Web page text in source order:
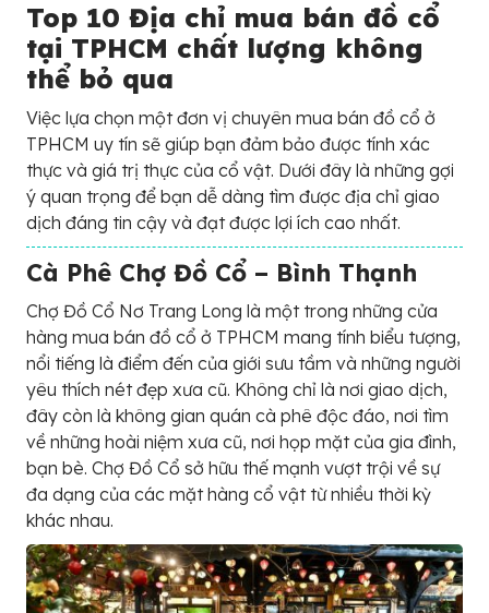
Top 10 Địa chỉ mua bán đồ cổ
tại TPHCM chất lượng không
thể bỏ qua
Việc lựa chọn một đơn vị chuyên mua bán đồ cổ ở
TPHCM uy tín sẽ giúp bạn đảm bảo được tính xác
thực và giá trị thực của cổ vật. Dưới đây là những gợi
ý quan trọng để bạn dễ dàng tìm được địa chỉ giao
dịch đáng tin cậy và đạt được lợi ích cao nhất.
Cà Phê Chợ Đồ Cổ – Bình Thạnh
Chợ Đồ Cổ Nơ Trang Long là một trong những cửa
hàng mua bán đồ cổ ở TPHCM mang tính biểu tượng,
nổi tiếng là điểm đến của giới sưu tầm và những người
yêu thích nét đẹp xưa cũ. Không chỉ là nơi giao dịch,
đây còn là không gian quán cà phê độc đáo, nơi tìm
về những hoài niệm xưa cũ, nơi họp mặt của gia đình,
bạn bè. Chợ Đồ Cổ sở hữu thế mạnh vượt trội về sự
đa dạng của các mặt hàng cổ vật từ nhiều thời kỳ
khác nhau.